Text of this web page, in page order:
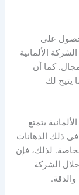
على
الألمانية
كما أن
يتيح لك
يتمتع
فى ذلك الدهانات
لذلك، فإن
الشركة